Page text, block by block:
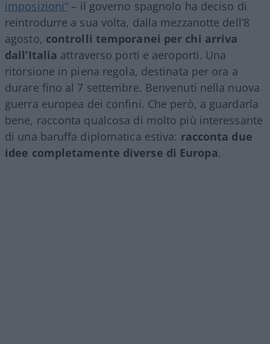
imposizioni” – il governo spagnolo ha deciso di
reintrodurre a sua volta, dalla mezzanotte dell’8
agosto, controlli temporanei per chi arriva
dall’Italia attraverso porti e aeroporti. Una
ritorsione in piena regola, destinata per ora a
durare fino al 7 settembre. Benvenuti nella nuova
guerra europea dei confini. Che però, a guardarla
bene, racconta qualcosa di molto più interessante
di una baruffa diplomatica estiva: racconta due
idee completamente diverse di Europa.